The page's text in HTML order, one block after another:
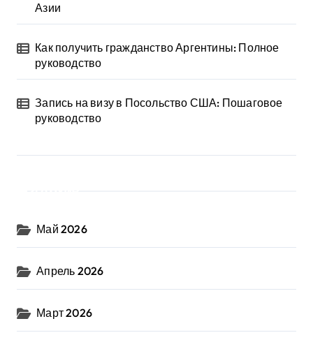
Азии
Как получить гражданство Аргентины: Полное
руководство
Запись на визу в Посольство США: Пошаговое
руководство
Май 2026
Апрель 2026
Март 2026